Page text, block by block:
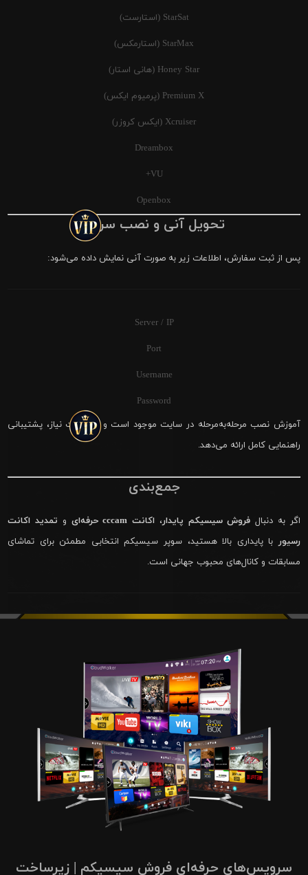
StarSat (استارست)
StarMax (استارمکس)
Honey Star (هانی استار)
Premium X (پرمیوم ایکس)
Xcruiser (ایکس کروزر)
Dreambox
VU+
Openbox
تحویل آنی و نصب سریع
پس از ثبت سفارش، اطلاعات زیر به صورت آنی نمایش داده می‌شود:
Server / IP
Port
Username
Password
آموزش نصب مرحله‌به‌مرحله در سایت موجود است و در صورت نیاز، پشتیبانی
راهنمایی کامل ارائه می‌دهد.
جمع‌بندی
اگر به دنبال فروش سیسیکم پایدار، اکانت cccam حرفه‌ای و تمدید اکانت
رسیور با پایداری بالا هستید، سوپر سیسیکم انتخابی مطمئن برای تماشای
مسابقات و کانال‌های محبوب جهانی است.
سرویس‌های حرفه‌ای فروش سیسیکم | زیرساخت